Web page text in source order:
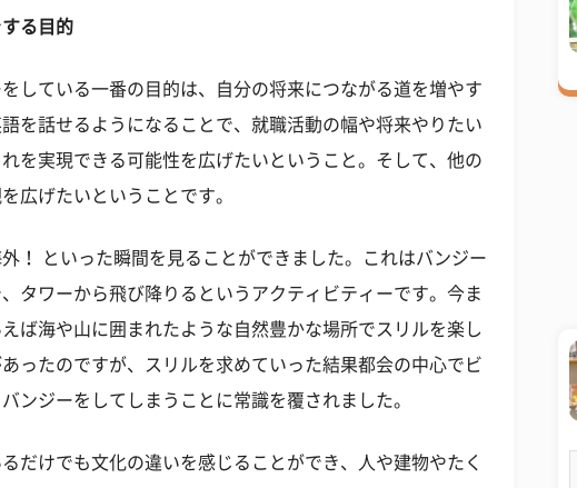
る目的
している一番の目的は、自分の将来につながる道を増やす
を話せるようになることで、就職活動の幅や将来やりたい
を実現できる可能性を広げたいということ。そして、他の
広げたいということです。
！ といった瞬間を見ることができました。これはバンジー
タワーから飛び降りるというアクティビティーです。今ま
ば海や山に囲まれたような自然豊かな場所でスリルを楽し
ったのですが、スリルを求めていった結果都会の中心でビ
ンジーをしてしまうことに常識を覆されました。
だけでも文化の違いを感じることができ、人や建物やたく